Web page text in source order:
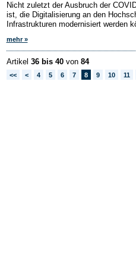
Nicht zuletzt der Ausbruch der
ist, die Digitalisierung an den
Infrastrukturen modernisiert werden
mehr »
Artikel 36 bis 40von 84
<< < 4 5 6 7 8 9 10 11